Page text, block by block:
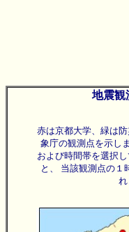
地震観
赤は京都大学、緑は
象庁の観測点を示し
および時間帯を選択
と、 当該観測点の１
れ